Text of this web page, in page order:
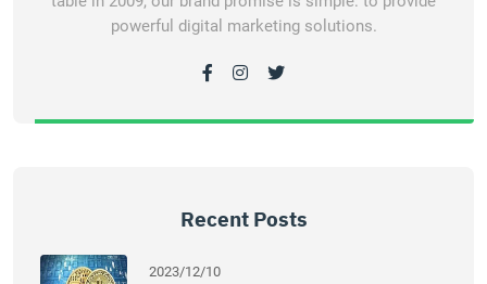
powerful digital marketing solutions.
Recent Posts
2023/12/10